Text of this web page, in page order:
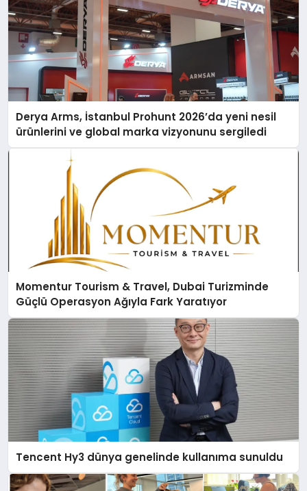
Derya Arms, İstanbul Prohunt 2026’da yeni nesil
ürünlerini ve global marka vizyonunu sergiledi
Momentur Tourism & Travel, Dubai Turizminde
Güçlü Operasyon Ağıyla Fark Yaratıyor
Tencent Hy3 dünya genelinde kullanıma sunuldu